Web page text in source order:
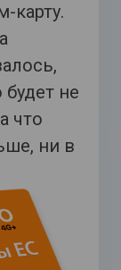
карту.
не
что
ни в